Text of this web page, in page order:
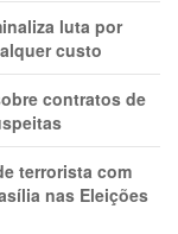
luta por
custo
contratos de
terrorista com
nas Eleições